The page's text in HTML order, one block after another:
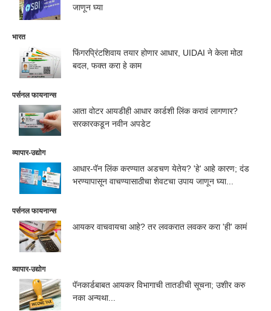
जाणून घ्या
भारत
फिंगरप्रिंटशिवाय तयार होणार आधार, UIDAI ने केला मोठा
बदल, फक्त करा हे काम
पर्सनल फायनान्स
आता वोटर आयडीही आधार कार्डशी लिंक करावं लागणार?
सरकारकडून नवीन अपडेट
व्यापार-उद्योग
आधार-पॅन लिंक करण्यात अडचण येतेय? 'हे' आहे कारण; दंड
भरण्यापासून वाचण्यासाठीचा शेवटचा उपाय जाणून घ्या...
पर्सनल फायनान्स
आयकर वाचवायचा आहे? तर लवकरात लवकर करा 'ही' कामं
व्यापार-उद्योग
पॅनकार्डबाबत आयकर विभागाची तातडीची सूचना; उशीर करु
नका अन्यथा...